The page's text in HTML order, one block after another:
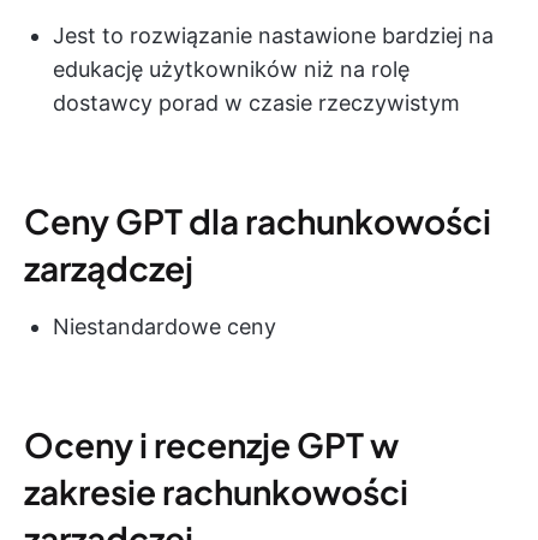
Jest to rozwiązanie nastawione bardziej na
edukację użytkowników niż na rolę
dostawcy porad w czasie rzeczywistym
Ceny GPT dla rachunkowości
zarządczej
Niestandardowe ceny
Oceny i recenzje GPT w
zakresie rachunkowości